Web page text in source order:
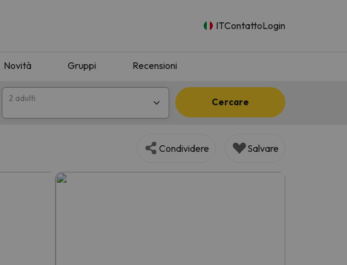
ITContattoLogin
Novità Gruppi Recensioni
2 adulti Cercare
Condividere Salvare